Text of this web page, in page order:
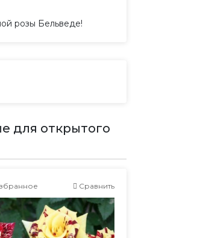
розы Бельведе!
для открытого
Сравнить